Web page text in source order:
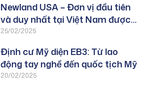
Newland USA – Đơn vị đầu tiên
và duy nhất tại Việt Nam được
duyệt PWD chương trình EB-3:
25/02/2025
Định cư Mỹ diện EB3: Từ lao
động tay nghề đến quốc tịch Mỹ
20/02/2025